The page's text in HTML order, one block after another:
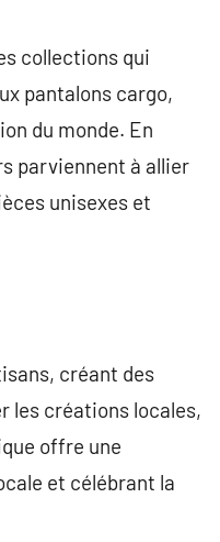
collections qui
pantalons cargo,
du monde. En
parviennent à allier
unisexes et
créant des
les créations locales,
offre une
et célébrant la